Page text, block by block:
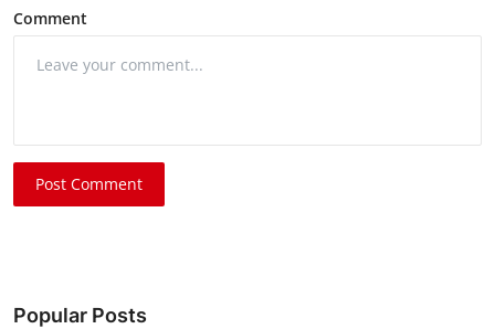
Comment
Post Comment
Popular Posts